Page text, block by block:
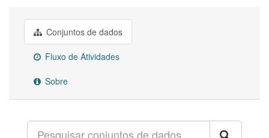
Conjuntos de dados
Fluxo de Atividades
Sobre